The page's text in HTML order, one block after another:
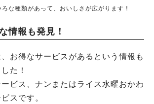
な種類があって、おいしさが広がります！
情報も発見！
お得なサービスがあるという情報も
た！
ビス、ナンまたはライス水曜おかわ
スです。